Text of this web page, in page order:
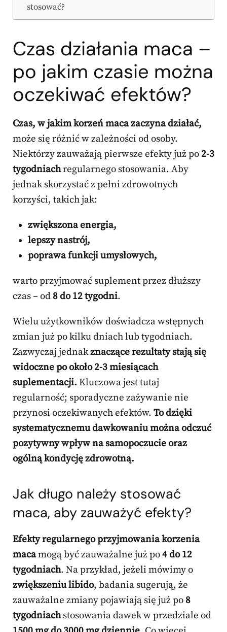
stosować?
Czas działania maca –
po jakim czasie można
oczekiwać efektów?
Czas, w jakim korzeń maca zaczyna działać,
może się różnić w zależności od osoby.
Niektórzy zauważają pierwsze efekty już po 2-3
tygodniachregularnego stosowania. Aby
jednak skorzystać z pełni zdrowotnych
korzyści, takich jak:
zwiększona energia,
lepszy nastrój,
poprawa funkcji umysłowych,
warto przyjmować suplement przez dłuższy
czas – od8 do 12 tygodni.
Wielu użytkowników doświadcza wstępnych
zmian już po kilku dniach lub tygodniach.
Zazwyczaj jednakznaczące rezultaty stają się
widoczne po około 2-3 miesiącach
suplementacji. Kluczowa jest tutaj
regularność; sporadyczne zażywanie nie
przynosi oczekiwanych efektów. To dzięki
systematycznemu dawkowaniu można odczuć
pozytywny wpływ na samopoczucie oraz
ogólną kondycję zdrowotną.
Jak długo należy stosować
maca, aby zauważyć efekty?
Efekty regularnego przyjmowania korzenia
macamogą być zauważalne już po4 do 12
tygodniach. Na przykład, jeżeli mówimy o
zwiększeniu libido, badania sugerują, że
zauważalne zmiany pojawiają się już po8
tygodniachstosowania dawek w przedziale od